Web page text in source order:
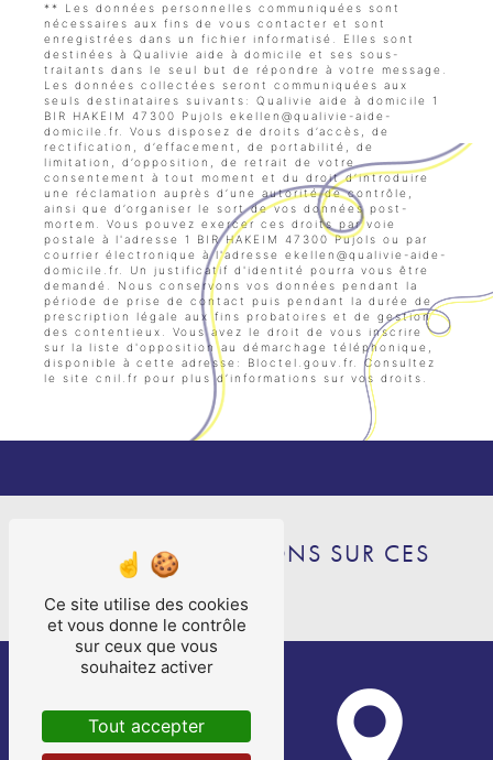
** Les données personnelles communiquées sont
nécessaires aux fins de vous contacter et sont
enregistrées dans un fichier informatisé. Elles sont
destinées à Qualivie aide à domicile et ses sous-
traitants dans le seul but de répondre à votre message.
Les données collectées seront communiquées aux
seuls destinataires suivants: Qualivie aide à domicile 1
BIR HAKEIM 47300 Pujols ekellen@qualivie-aide-
domicile.fr. Vous disposez de droits d’accès, de
rectification, d’effacement, de portabilité, de
limitation, d’opposition, de retrait de votre
consentement à tout moment et du droit d’introduire
une réclamation auprès d’une autorité de contrôle,
ainsi que d’organiser le sort de vos données post-
mortem. Vous pouvez exercer ces droits par voie
postale à l'adresse 1 BIR HAKEIM 47300 Pujols ou par
courrier électronique à l'adresse ekellen@qualivie-aide-
domicile.fr. Un justificatif d'identité pourra vous être
demandé. Nous conservons vos données pendant la
période de prise de contact puis pendant la durée de
prescription légale aux fins probatoires et de gestion
des contentieux. Vous avez le droit de vous inscrire
sur la liste d'opposition au démarchage téléphonique,
disponible à cette adresse: Bloctel.gouv.fr . Consultez
le site cnil.fr pour plus d’informations sur vos droits.
NOS INTERVENTIONS SUR CES
Ce site utilise des cookies
et vous donne le contrôle
sur ceux que vous
souhaitez activer
Tout accepter